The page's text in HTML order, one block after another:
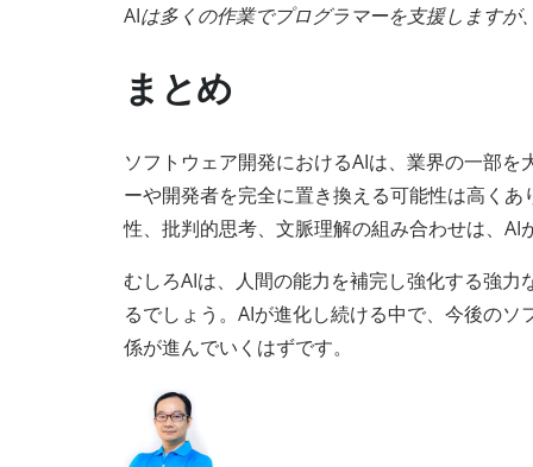
AIは多くの作業でプログラマーを支援します
まとめ
ソフトウェア開発におけるAIは、業界の一部
ーや開発者を完全に置き換える可能性は高く
性、批判的思考、文脈理解の組み合わせは、
むしろAIは、人間の能力を補完し強化する強
るでしょう。AIが進化し続ける中で、今後の
係が進んでいくはずです。